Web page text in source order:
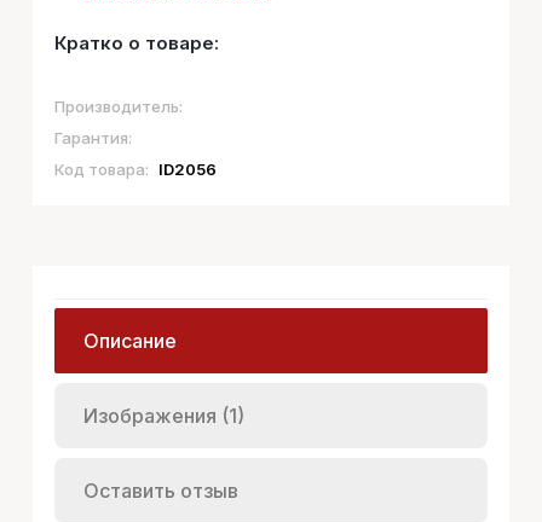
Кратко о товаре:
Производитель:
Гарантия:
Код товара:
ID2056
Описание
Изображения (1)
Оставить отзыв